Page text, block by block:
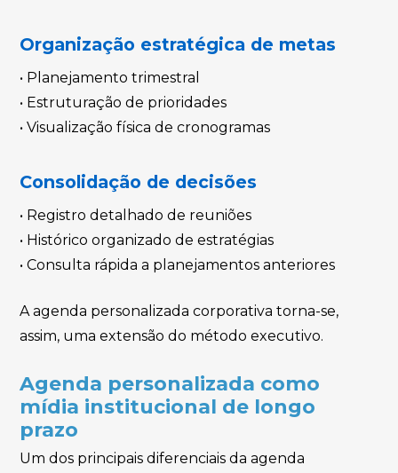
Organização estratégica de metas
• Planejamento trimestral
• Estruturação de prioridades
• Visualização física de cronogramas
Consolidação de decisões
• Registro detalhado de reuniões
• Histórico organizado de estratégias
• Consulta rápida a planejamentos anteriores
A agenda personalizada corporativa torna-se,
assim, uma extensão do método executivo.
Agenda personalizada como
mídia institucional de longo
prazo
Um dos principais diferenciais da agenda